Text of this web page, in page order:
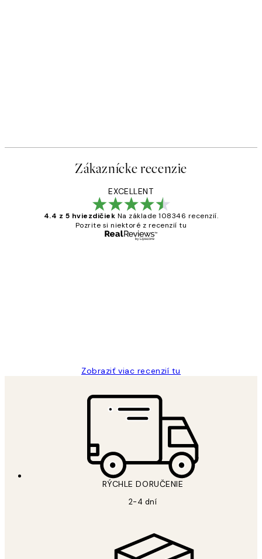
Zákaznícke recenzie
EXCELLENT
4.4 z 5 hviezdičiek Na základe 108346 recenzií.
Pozrite si niektoré z recenzií tu
Zobraziť viac recenzií tu
RÝCHLE DORUČENIE
2-4 dní